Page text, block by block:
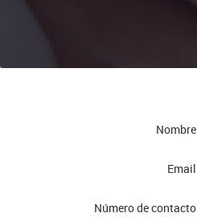
Nombre
Email
Número de contacto